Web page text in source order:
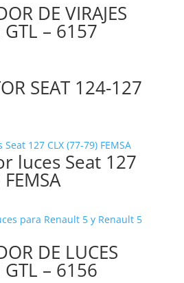
DE VIRAJES
GTL – 6157
SEAT 124-127
luces Seat 127
DE LUCES
GTL – 6156